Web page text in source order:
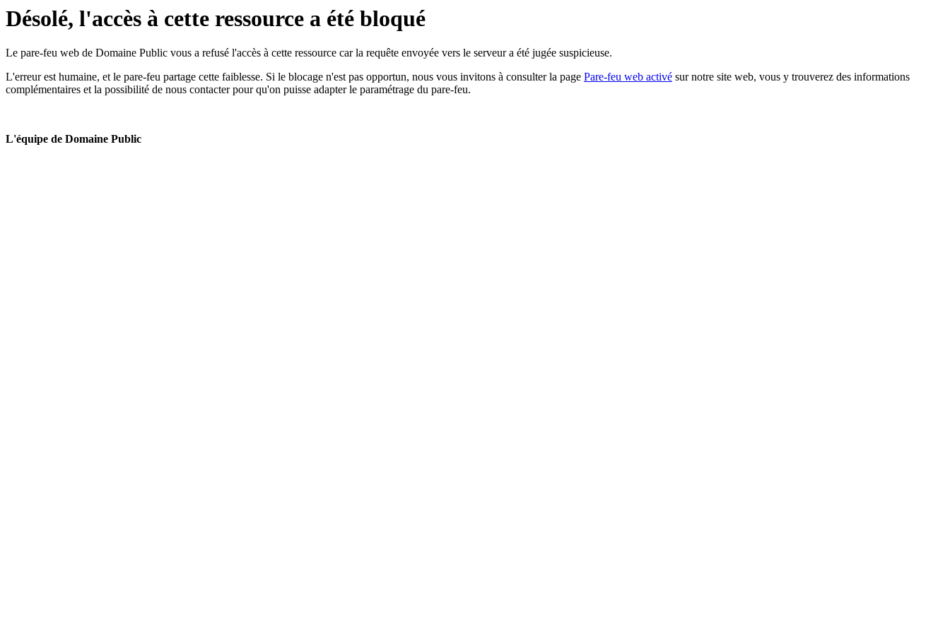
Désolé, l'accès à cette ressource a été bloqué
Le pare-feu web de Domaine Public vous a refusé l'accès à cette ressource car la requête envoyée vers le serveur a été jugée suspicieuse.
L'erreur est humaine, et le pare-feu partage cette faiblesse. Si le blocage n'est pas opportun, nous vous invitons à consulter la page Pare-feu web activé sur notre site web, vous y trouverez des informations
complémentaires et la possibilité de nous contacter pour qu'on puisse adapter le paramétrage du pare-feu.
L'équipe de Domaine Public